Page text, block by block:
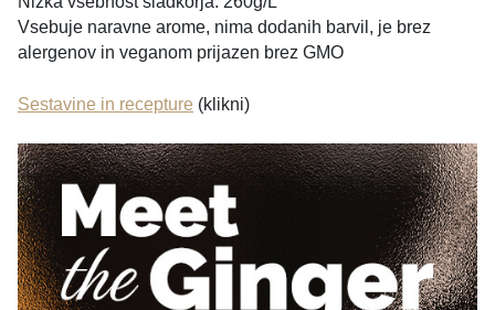
Vsebuje naravne arome, nima dodanih barvil, je brez
alergenov in veganom prijazen brez GMO
Sestavine in recepture (klikni)